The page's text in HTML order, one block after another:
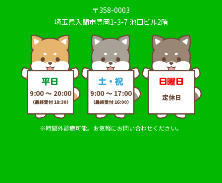
〒358-0003
埼玉県入間市豊岡1-3-7 池田ビル2階
※時間外診療可能。お気軽にお問い合わせください。